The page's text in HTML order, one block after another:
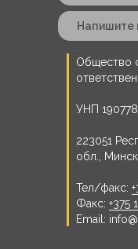
Общество
УНП
223051
обл.,
Тел/факс:
Факс: +375
Email:
Напишите